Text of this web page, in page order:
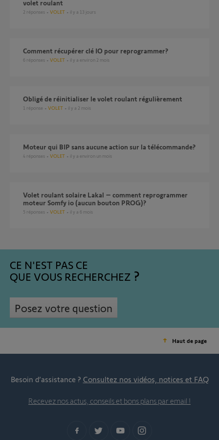
volet roulant
2 réponses VOLET il y a 13 jours
Comment récupérer clé IO pour reprogrammer?
6 réponses VOLET il y a environ 2 mois
obligé de réinitialiser le volet roulant régulièrement
1 réponse VOLET il y a 2 mois
Moteur qui BIP sans aucune action sur la télécommande?
4 réponses VOLET il y a environ un mois
Volet roulant solaire Lakal – comment reprogrammer
moteur Somfy io (aucun bouton PROG)?
5 réponses VOLET il y a 6 mois
CE N'EST PAS CE
QUE VOUS RECHERCHEZ
Posez votre question
Haut de page
Besoin d’assistance ? Consultez nos vidéos, notices et FAQ
Recevez nos actus, conseils et bons plans par email !